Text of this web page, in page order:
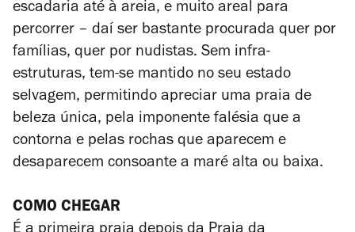
escadaria até à areia, e muito areal para
percorrer – daí ser bastante procurada quer por
famílias, quer por nudistas. Sem infra-
estruturas, tem-se mantido no seu estado
selvagem, permitindo apreciar uma praia de
beleza única, pela imponente falésia que a
contorna e pelas rochas que aparecem e
desaparecem consoante a maré alta ou baixa.
COMO CHEGAR